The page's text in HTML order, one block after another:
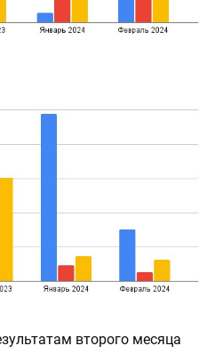
второго месяца